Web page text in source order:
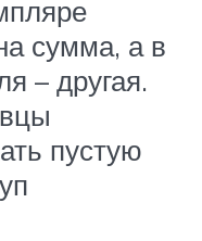
сумма, а в
– другая.
пустую